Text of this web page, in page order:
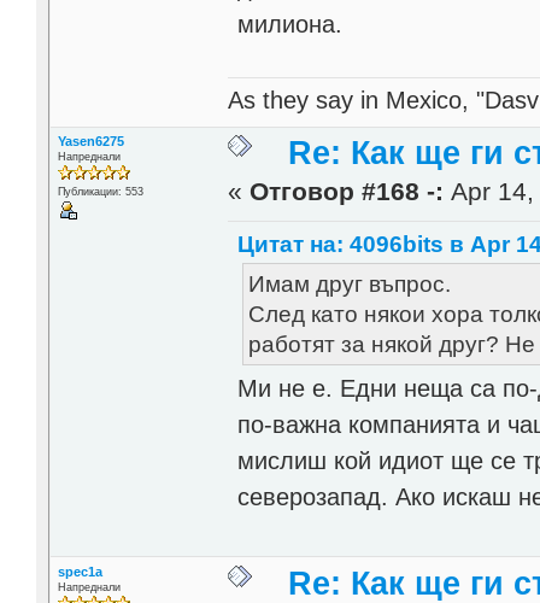
милиона.
As they say in Mexico,
Yasen6275
Напреднали
Публикации: 553
Re: Как ще ги
« Отговор #168 -: Apr
Цитат на: 4096bits в Apr
Имам друг въпрос.
След като някои хора
работят за някой друг?
Ми не е. Едни неща са по-
по-важна компанията и
мислиш кой идиот ще се
северозапад. Ако искаш
spec1a
Напреднали Re: Как ще ги